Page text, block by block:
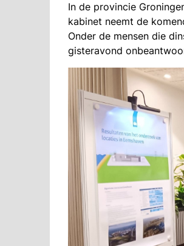
In de provincie
kabinet neemt de
Onder de mensen die
gisteravond